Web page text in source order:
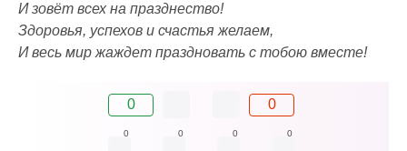
И зовёт всех на празднество!
Здоровья, успехов и счастья желаем,
И весь мир жаждет праздновать с тобою вместе!
0 0
0 0 0 0